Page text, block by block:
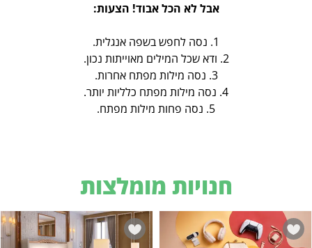
אבל לא הכל אבוד! הצעות:
1. נסה לחפש בשפה אנגלית.
2. ודא שכל המילים מאוייתות נכון.
3. נסה מילות מפתח אחרות.
4. נסה מילות מפתח כלליות יותר.
5. נסה פחות מילות מפתח.
חנויות מומלצות